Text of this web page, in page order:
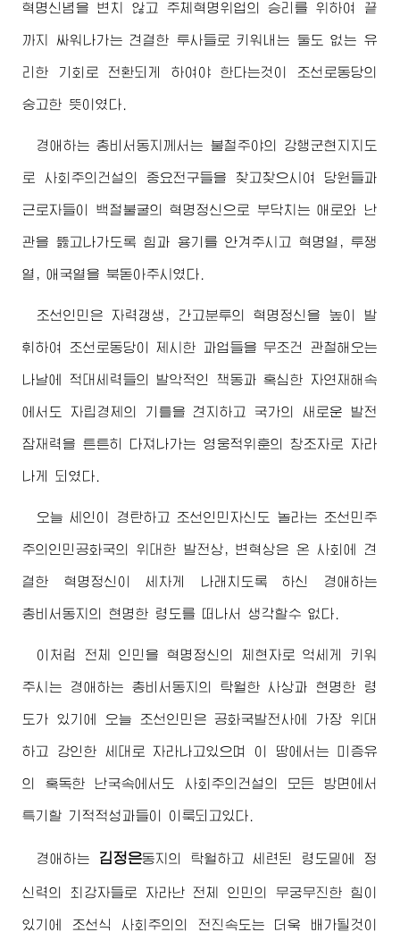
혁명신념을 변치 않고 주체혁명위업의 승리를 위하여 끝
까지 싸워나가는 견결한 투사들로 키워내는 둘도 없는 유
리한 기회로 전환되게 하여야 한다는것이 조선로동당의
숭고한 뜻이였다.
경애하는 총비서동지께서는 불철주야의 강행군현지지도
로 사회주의건설의 중요전구들을 찾고찾으시여 당원들과
근로자들이 백절불굴의 혁명정신으로 부닥치는 애로와 난
관을 뚫고나가도록 힘과 용기를 안겨주시고 혁명열, 투쟁
열, 애국열을 북돋아주시였다.
조선인민은 자력갱생, 간고분투의 혁명정신을 높이 발
휘하여 조선로동당이 제시한 과업들을 무조건 관철해오는
나날에 적대세력들의 발악적인 책동과 혹심한 자연재해속
에서도 자립경제의 기틀을 견지하고 국가의 새로운 발전
잠재력을 튼튼히 다져나가는 영웅적위훈의 창조자로 자라
나게 되였다.
오늘 세인이 경탄하고 조선인민자신도 놀라는 조선민주
주의인민공화국의 위대한 발전상, 변혁상은 온 사회에 견
결한 혁명정신이 세차게 나래치도록 하신 경애하는
총비서동지 의 현명한 령도를 떠나서 생각할수 없다.
이처럼 전체 인민을 혁명정신의 체현자로 억세게 키워
주시는 경애하는 총비서동지 의 탁월한 사상과 현명한 령
도가 있기에 오늘 조선인민은 공화국발전사에 가장 위대
하고 강인한 세대로 자라나고있으며 이 땅에서는 미증유
의 혹독한 난국속에서도 사회주의건설의 모든 방면에서
특기할 기적적성과들이 이룩되고있다.
경애하는 김정은동지 의 탁월하고 세련된 령도밑에 정
신력의 최강자들로 자라난 전체 인민의 무궁무진한 힘이
있기에 조선식 사회주의의 전진속도는 더욱 배가될것이